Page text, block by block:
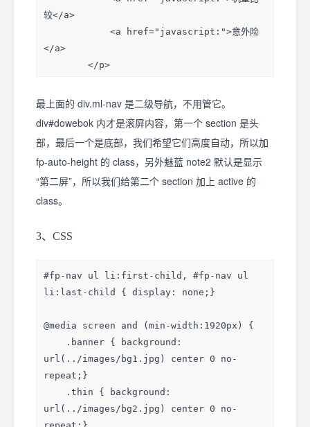
较</a>
<a href="javascript:">意外险
</a>
</p>
href="javascript:">立即购买</a>
<div id="dowebok">
<div class="section header fp-auto-
height">
clearfix">
<ul class="nav">
<li><a
<li><a
href="javascript:">产品</a></li>
<li><a
href="javascript:">专卖店</a></li>
<li><a
href="javascript:">Flyme</a></li>
最上面的 div.ml-nav 是二级导航，不用管它。
div#dowebok 内才是滚屏内容，第一个 section 是头
部，最后一个是底部，我们希望它们高度自动，所以加
fp-auto-height 的 class，另外魅蓝 note2 默认是显示
“第二屏”，所以我们给第二个 section 加上 active 的
class。
3、CSS
#fp-nav ul li:first-child, #fp-nav ul
li:last-child { display: none;}
@media screen and (min-width:1920px) {
.banner { background:
url(../images/bg1.jpg) center 0 no-
repeat;}
.thin { background:
url(../images/bg2.jpg) center 0 no-